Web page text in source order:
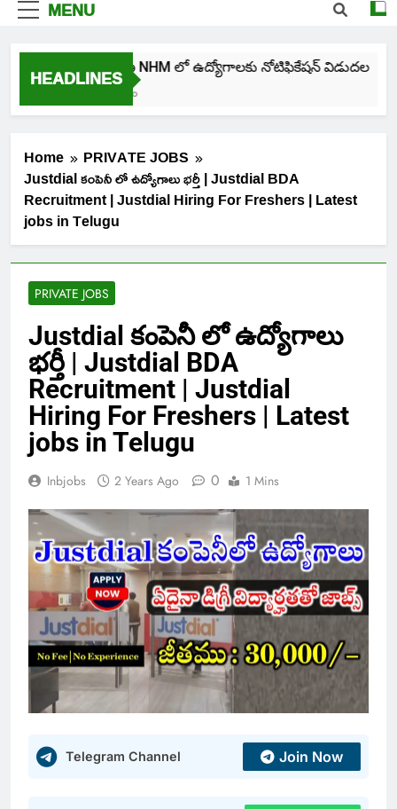
MENU
HEADLINES
తెలంగాణ NHM లో ఉద్యోగాలకు నోటిఫికేషన్ విడుదల
Home
PRIVATE JOBS
Justdial కంపెనీ లో ఉద్యోగాలు భర్తీ | Justdial BDA
Recruitment | Justdial Hiring For Freshers | Latest
jobs in Telugu
PRIVATE JOBS
Justdial కంపెనీ లో ఉద్యోగాలు
భర్తీ | Justdial BDA
Recruitment | Justdial
Hiring For Freshers | Latest
jobs in Telugu
Inbjobs 2 Years Ago 0 1 Mins
Telegram Channel Join Now